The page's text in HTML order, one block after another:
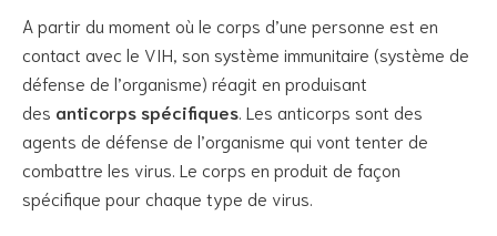
A partir du moment où le corps d’une personne est en
contact avec le VIH, son système immunitaire (système de
défense de l’organisme) réagit en produisant
des anticorps spécifiques . Les anticorps sont des
agents de défense de l’organisme qui vont tenter de
combattre les virus. Le corps en produit de façon
spécifique pour chaque type de virus.